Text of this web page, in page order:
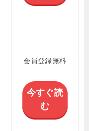
会員登録無料
今すぐ読
む